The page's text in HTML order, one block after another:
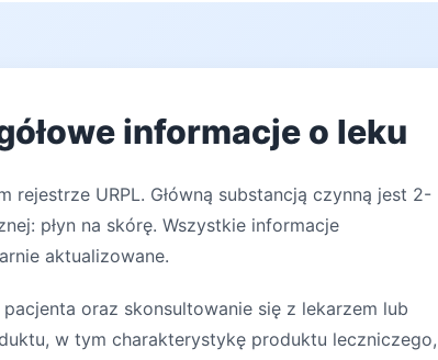
informacje o leku
URPL. Główną substancją czynną jest 2-
płyn na skórę. Wszystkie informacje
aktualizowane.
oraz skonsultowanie się z lekarzem lub
w tym charakterystykę produktu leczniczego,